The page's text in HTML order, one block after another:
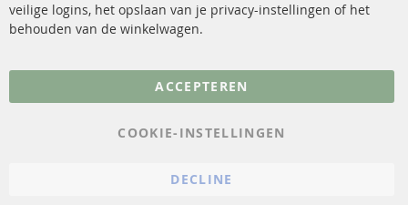
FAQ
Annuleer contract
Gegevensbescherming
veilige logins, het opslaan van je privacy-instellingen of het
behouden van de winkelwagen.
ACCEPTEREN
COOKIE-INSTELLINGEN
DECLINE